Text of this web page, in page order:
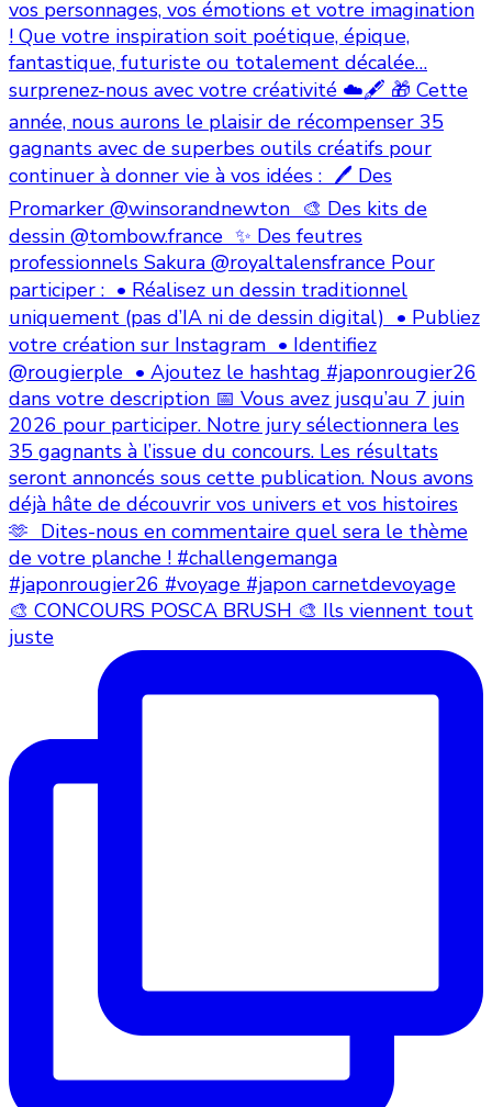
🎨 CONCOURS POSCA BRUSH 🎨 Ils viennent tout
juste